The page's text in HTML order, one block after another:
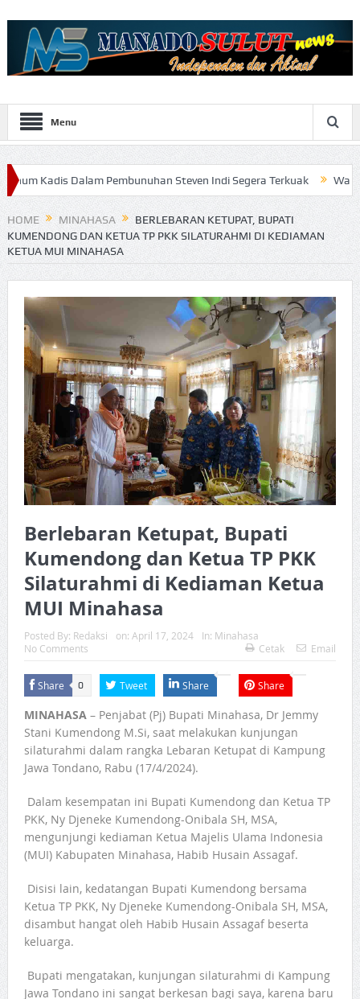
Menu
Pembunuhan Steven Indi Segera Terkuak Wali Kota Vicky
HOME MINAHASA
BERLEBARAN KETUPAT, BUPATI
KUMENDONG DAN KETUA TP PKK SILATURAHMI DI KEDIAMAN
KETUA MUI MINAHASA
Berlebaran Ketupat, Bupati
Kumendong dan Ketua TP PKK
Silaturahmi di Kediaman Ketua
MUI Minahasa
Posted By: Redaksi on: April 17, 2024 In: Minahasa
No Comments
Cetak Email
Share 0 Tweet Share Share
MINAHASA – Penjabat (Pj) Bupati Minahasa, Dr Jemmy
Stani Kumendong M.Si, saat melakukan kunjungan
silaturahmi dalam rangka Lebaran Ketupat di Kampung
Jawa Tondano, Rabu (17/4/2024).
Dalam kesempatan ini Bupati Kumendong dan Ketua TP
PKK, Ny Djeneke Kumendong-Onibala SH, MSA,
mengunjungi kediaman Ketua Majelis Ulama Indonesia
(MUI) Kabupaten Minahasa, Habib Husain Assagaf.
Disisi lain, kedatangan Bupati Kumendong bersama
Ketua TP PKK, Ny Djeneke Kumendong-Onibala SH, MSA,
disambut hangat oleh Habib Husain Assagaf beserta
keluarga.
Bupati mengatakan, kunjungan silaturahmi di Kampung
Jawa Tondano ini sangat berkesan bagi saya, karena baru